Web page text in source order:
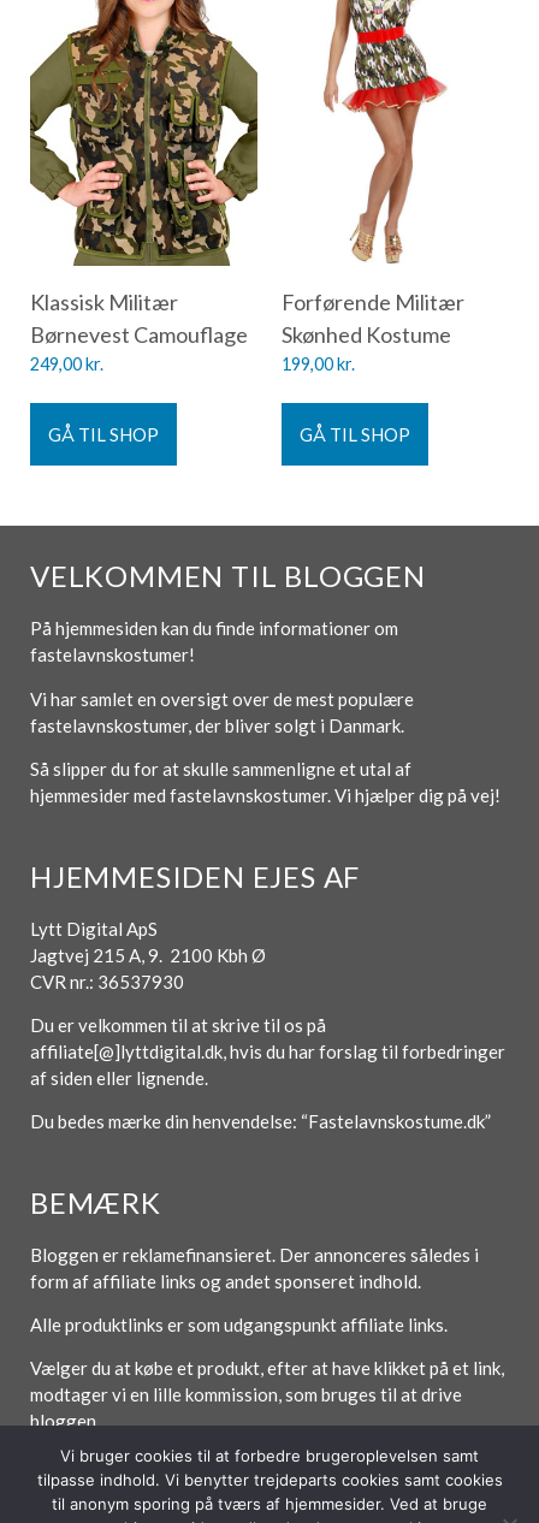
Klassisk Militær
Børnevest Camouflage
249,00kr.
GÅ TIL SHOP
Forførende Militær
Skønhed Kostume
199,00kr.
GÅ TIL SHOP
VELKOMMEN TIL BLOGGEN
På hjemmesiden kan du finde informationer om
fastelavnskostumer!
Vi har samlet en oversigt over de mest populære
fastelavnskostumer, der bliver solgt i Danmark.
Så slipper du for at skulle sammenligne et utal af
hjemmesider med fastelavnskostumer. Vi hjælper dig på vej!
HJEMMESIDEN EJES AF
Lytt Digital ApS
Jagtvej 215 A, 9. 2100 Kbh Ø
CVR nr.: 36537930
Du er velkommen til at skrive til os på
affiliate[@]lyttdigital.dk, hvis du har forslag til forbedringer
af siden eller lignende.
Du bedes mærke din henvendelse: “Fastelavnskostume.dk”
BEMÆRK
Bloggen er reklamefinansieret. Der annonceres således i
form af affiliate links og andet sponseret indhold.
Alle produktlinks er som udgangspunkt affiliate links.
Vælger du at købe et produkt, efter at have klikket på et link,
modtager vi en lille kommission, som bruges til at drive
bloggen.
Vi bruger cookies til at forbedre brugeroplevelsen samt
tilpasse indhold. Vi benytter trejdeparts cookies samt cookies
til anonym sporing på tværs af hjemmesider. Ved at bruge